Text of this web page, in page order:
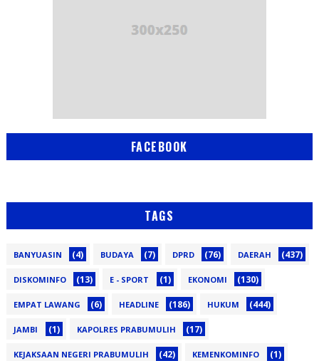
FACEBOOK
TAGS
BANYUASIN (4) BUDAYA (7) DPRD (76) DAERAH (437)
DISKOMINFO (13) E - SPORT (1) EKONOMI (130)
EMPAT LAWANG (6) HEADLINE (186) HUKUM (444)
JAMBI (1) KAPOLRES PRABUMULIH (17)
KEJAKSAAN NEGERI PRABUMULIH (42) KEMENKOMINFO (1)